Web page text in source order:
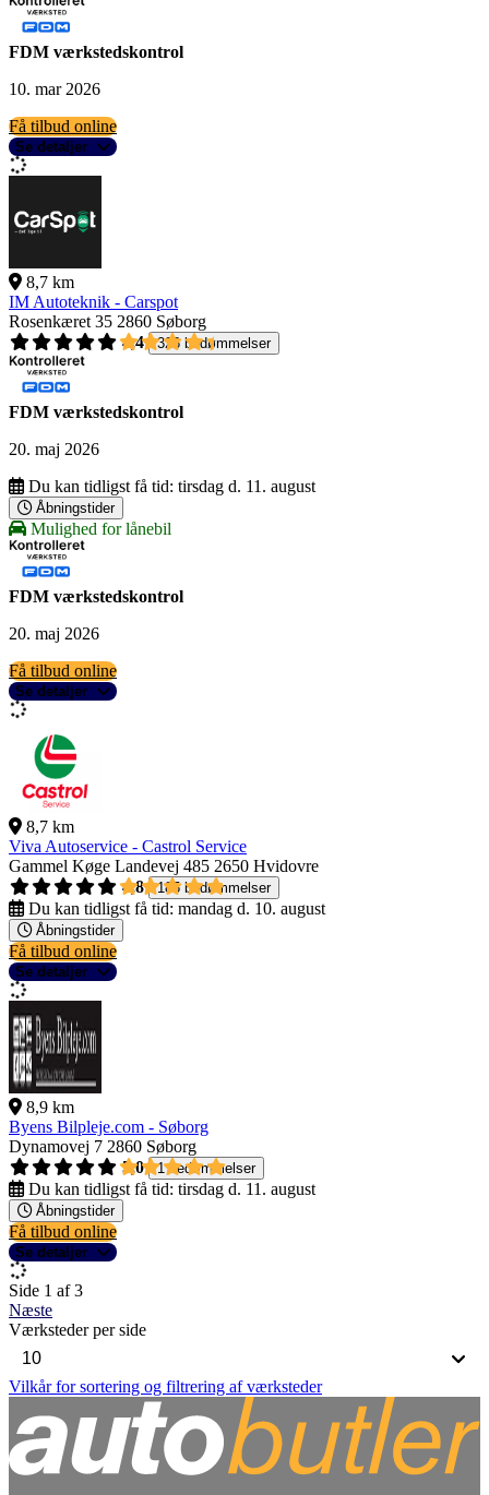
FDM værkstedskontrol
10. mar 2026
Få tilbud online
Se detaljer
8,7 km
IM Autoteknik - Carspot
Rosenkæret 35 2860 Søborg
4,4
326 bedømmelser
FDM værkstedskontrol
20. maj 2026
Du kan tidligst få tid: tirsdag d. 11. august
Åbningstider
Mulighed for lånebil
FDM værkstedskontrol
20. maj 2026
Få tilbud online
Se detaljer
8,7 km
Viva Autoservice - Castrol Service
Gammel Køge Landevej 485 2650 Hvidovre
4,8
185 bedømmelser
Du kan tidligst få tid: mandag d. 10. august
Åbningstider
Få tilbud online
Se detaljer
8,9 km
Byens Bilpleje.com - Søborg
Dynamovej 7 2860 Søborg
5,0
1 bedømmelser
Du kan tidligst få tid: tirsdag d. 11. august
Åbningstider
Få tilbud online
Se detaljer
Side 1 af 3
Næste
Værksteder per side
Vilkår for sortering og filtrering af værksteder